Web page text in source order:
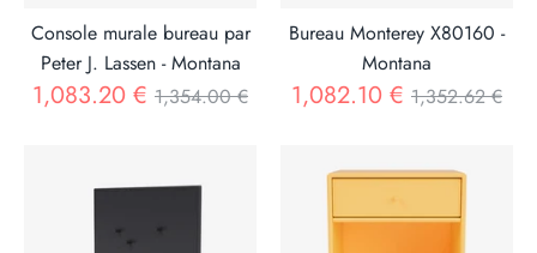
Console murale bureau par
Peter J. Lassen - Montana
1,083.20 € Prix
1,354.00 €
Bureau Monterey X80160 -
Montana
1,082.10 € Prix
1,352.62 €